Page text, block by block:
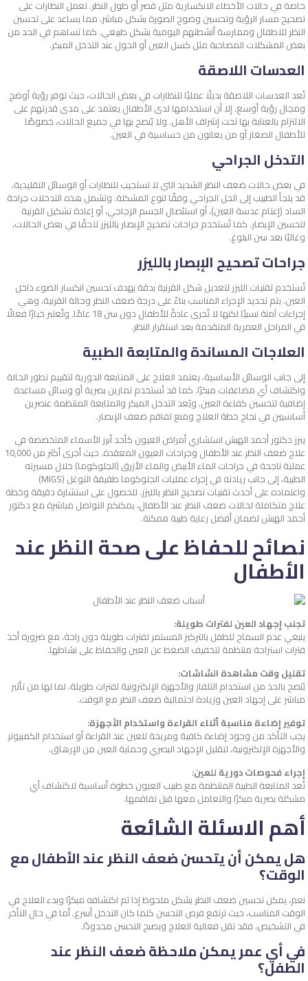
خاصة في حالات الأخطاء الانكسارية مثل قصر أو طول النظر. تعمل النظارات على
تصحيح مسار الرؤية وتحسين وضوح الصورة بشكل مباشر، مما يساعد علىتحسين
النظر للاطفال وممارسة أنشطتهم اليومية بشكل طبيعي. كما تساهم في الحد من
بعض المشكلات المصاحبة مثل كسل العين أو الحول عند التدخل المبكر.
العدسات اللاصقة
تُعد العدسات اللاصقة بديلًا عمليًا للنظارات في بعض الحالات، حيث توفر رؤية أوضح
ومجال رؤية أوسع. إلا أن استخدامها لدى الأطفال يعتمد على مدى قدرتهم على
الالتزام بالعناية بها تحت إشراف الأهل. ولا يُنصح بها في جميع الحالات، خصوصًا
للأطفال الصغار أو من يعانون من حساسية في العين.
التدخل الجراحي
في بعض حالات ضعف النظر الشديد التي لا تستجيب للنظارات أو الوسائل التقليدية،
قد يلجأ الطبيب إلى الحل الجراحي وفقًا لنوع المشكلة. وتشمل هذه التدخلات جراحة
الساد (إعتام عدسة العين)، أو استئصال الجسم الزجاجي، أو إعادة تشكيل القرنية
لتحسين الإبصار. كما تُستخدم جراحات تصحيح الإبصار بالليزر لاحقًا في بعض الحالات،
وغالبًا بعد سن البلوغ.
جراحات تصحيح الإبصار بالليزر
تُستخدم تقنيات الليزر لتعديل شكل القرنية بدقة بهدف تحسين انكسار الضوء داخل
العين. يتم تحديد الإجراء المناسب بناءً على درجة ضعف النظر وحالة القرنية، وهي
إجراءات آمنة نسبيًا لكنها لا تُجرى عادةً للأطفال دون سن 18 عامًا. وتُعتبر خيارًا فعالًا
في المراحل العمرية المتقدمة بعد استقرار النظر.
العلاجات المساندة والمتابعة الطبية
إلى جانب الوسائل الأساسية، يعتمد العلاج على المتابعة الدورية لتقييم تطور الحالة
واكتشاف أي مضاعفات مبكرًا. كما قد تُستخدم تمارين بصرية أو وسائل مساعدة
إضافية لتحسين كفاءة العين. ويُعد التدخل المبكر والمتابعة المنتظمة عنصرين
أساسيين في نجاح خطة العلاج ومنع تفاقم ضعف الإبصار.
يبرز دكتور أحمد الهبش استشاري أمراض العيون كأحد أبرز الأسماء المتخصصة في
علاج ضعف النظر عند الأطفال وجراحات العيون المعقدة. حيث أجرى أكثر من 10,000
عملية ناجحة في جراحات الماء الأبيض والماء الأزرق (الجلوكوما) خلال مسيرته
الطبية، إلى جانب ريادته في إجراء عمليات الجلوكوما طفيفة التوغل (MIGS)
واعتماده على أحدث تقنيات تصحيح النظر بالليزر. للحصول على استشارة دقيقة وخطة
علاج متكاملة لحالات ضعف النظر عند الأطفال، يمكنكم التواصل مباشرة مع دكتور
أحمد الهبش لضمان أفضل رعاية طبية ممكنة.
نصائح للحفاظ على صحة النظر عند
الأطفال
تجنب إجهاد العين لفترات طويلة:
ينبغي عدم السماح للطفل بالتركيز المستمر لفترات طويلة دون راحة، مع ضرورة أخذ
فترات استراحة منتظمة لتخفيف الضغط عن العين والحفاظ على نشاطها.
تقليل وقت مشاهدة الشاشات:
يُنصح بالحد من استخدام التلفاز والأجهزة الإلكترونية لفترات طويلة، لما لها من تأثير
مباشر على إجهاد العين وزيادة احتمالية ضعف النظر مع الوقت.
توفير إضاءة مناسبة أثناء القراءة واستخدام الأجهزة:
يجب التأكد من وجود إضاءة كافية ومريحة للعين عند القراءة أو استخدام الكمبيوتر
والأجهزة الإلكترونية، لتقليل الإجهاد البصري وحماية العين من الإرهاق.
إجراء فحوصات دورية للعين:
تُعد المتابعة الطبية المنتظمة مع طبيب العيون خطوة أساسية لاكتشاف أي
مشكلة بصرية مبكرًا والتعامل معها قبل تفاقمها.
أهم الاسئلة الشائعة
هل يمكن أن يتحسن ضعف النظر عند الأطفال مع
الوقت؟
نعم، يمكن تحسين ضعف النظر بشكل ملحوظ إذا تم اكتشافه مبكرًا وبدء العلاج في
الوقت المناسب، حيث ترتفع فرص التحسن كلما كان التدخل أسرع. أما في حال التأخر
في التشخيص، فقد تقل فعالية العلاج ويصبح التحسن محدودًا.
في أي عمر يمكن ملاحظة ضعف النظر عند
الطفل؟